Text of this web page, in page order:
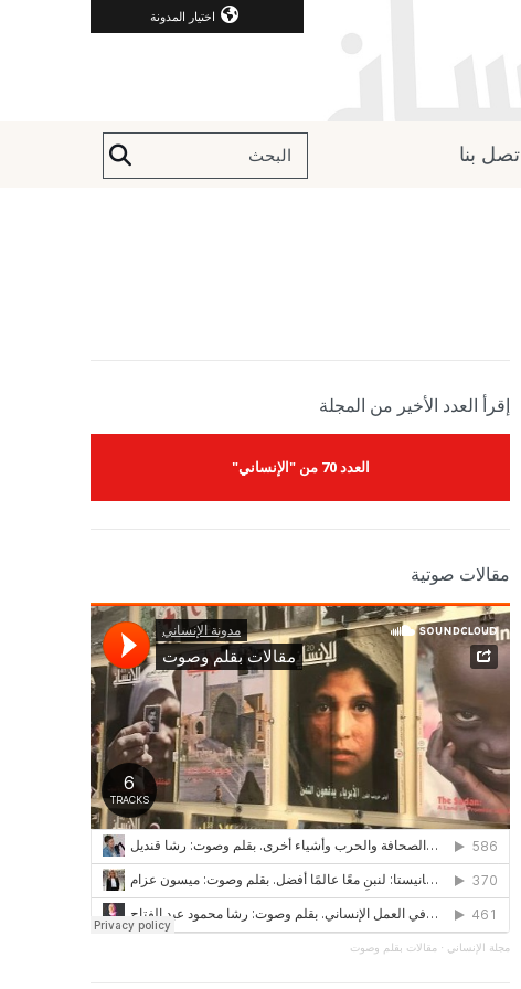
اختيار المدونة
اتصل بنا
إقرأ العدد الأخير من المجلة
العدد 70 من "الإنساني"
مقالات صوتية
مجلة الإنساني · مقالات بقلم وصوت